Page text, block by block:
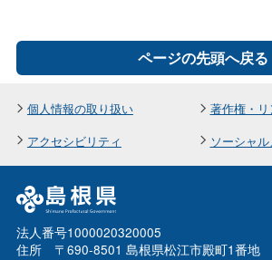
ページの先頭へ戻る
個人情報の取り扱い
著作権・
アクセシビリティ
ソーシャ
法人番号1000020320005
住所 〒690-8501 島根県松江市殿町1番地